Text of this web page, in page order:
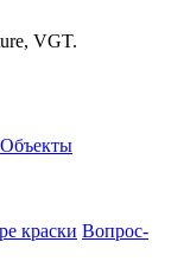
VGT.
Объекты
краски Вопрос-